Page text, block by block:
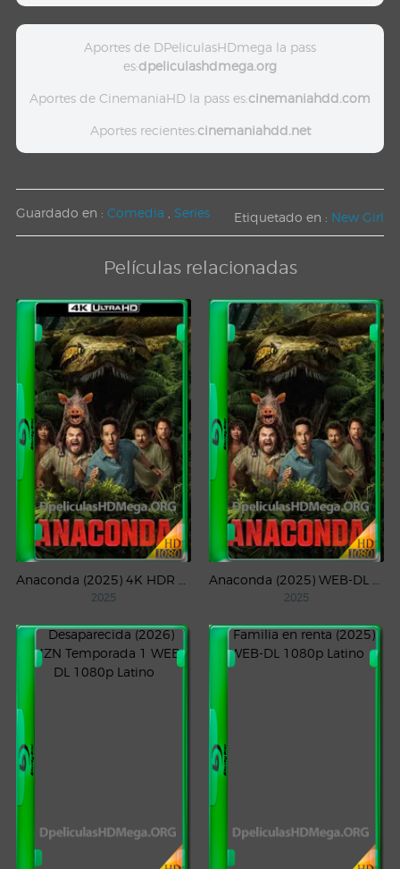
Aportes de DPeliculasHDmega la pass
es:dpeliculashdmega.org
Aportes de CinemaniaHD la pass es:cinemaniahdd.com
Aportes recientes:cinemaniahdd.net
Guardado en : Comedia Series Etiquetado en : New Girl
Películas relacionadas
2025 2025